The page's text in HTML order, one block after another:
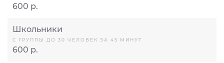
600 р.
Школьники
С ГРУППЫ ДО 30 ЧЕЛОВЕК ЗА 45 МИНУТ
600 р.